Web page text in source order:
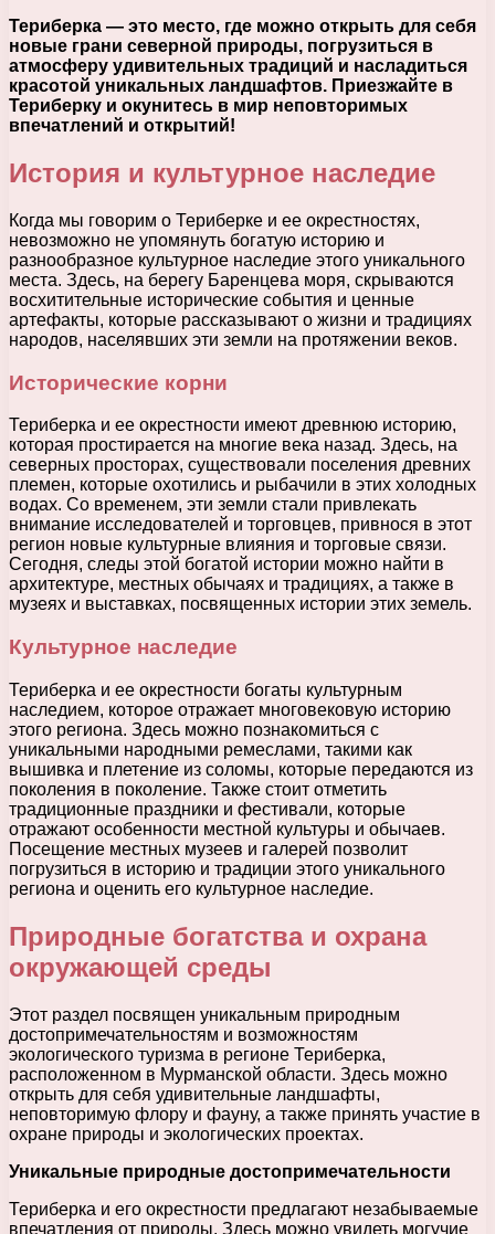
Териберка — это место, где можно открыть для себя
новые грани северной природы, погрузиться в
атмосферу удивительных традиций и насладиться
красотой уникальных ландшафтов. Приезжайте в
Териберку и окунитесь в мир неповторимых
впечатлений и открытий!
История и культурное наследие
Когда мы говорим о Териберке и ее окрестностях,
невозможно не упомянуть богатую историю и
разнообразное культурное наследие этого уникального
места. Здесь, на берегу Баренцева моря, скрываются
восхитительные исторические события и ценные
артефакты, которые рассказывают о жизни и традициях
народов, населявших эти земли на протяжении веков.
Исторические корни
Териберка и ее окрестности имеют древнюю историю,
которая простирается на многие века назад. Здесь, на
северных просторах, существовали поселения древних
племен, которые охотились и рыбачили в этих холодных
водах. Со временем, эти земли стали привлекать
внимание исследователей и торговцев, привнося в этот
регион новые культурные влияния и торговые связи.
Сегодня, следы этой богатой истории можно найти в
архитектуре, местных обычаях и традициях, а также в
музеях и выставках, посвященных истории этих земель.
Культурное наследие
Териберка и ее окрестности богаты культурным
наследием, которое отражает многовековую историю
этого региона. Здесь можно познакомиться с
уникальными народными ремеслами, такими как
вышивка и плетение из соломы, которые передаются из
поколения в поколение. Также стоит отметить
традиционные праздники и фестивали, которые
отражают особенности местной культуры и обычаев.
Посещение местных музеев и галерей позволит
погрузиться в историю и традиции этого уникального
региона и оценить его культурное наследие.
Природные богатства и охрана
окружающей среды
Этот раздел посвящен уникальным природным
достопримечательностям и возможностям
экологического туризма в регионе Териберка,
расположенном в Мурманской области. Здесь можно
открыть для себя удивительные ландшафты,
неповторимую флору и фауну, а также принять участие в
охране природы и экологических проектах.
Уникальные природные достопримечательности
Териберка и его окрестности предлагают незабываемые
впечатления от природы. Здесь можно увидеть могучие